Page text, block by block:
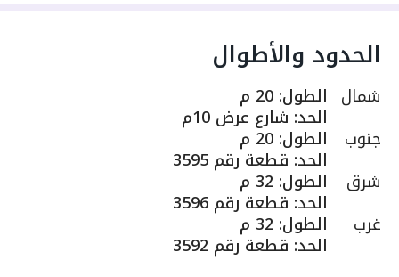
الحدود والأطوال
شمال الطول: 20 م
الحد: شارع عرض 10م
جنوب الطول: 20 م
الحد: قطعة رقم 3595
شرق الطول: 32 م
الحد: قطعة رقم 3596
غرب الطول: 32 م
الحد: قطعة رقم 3592